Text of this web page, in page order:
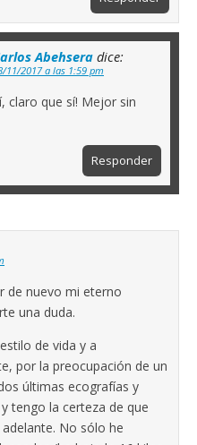
Abehseradice:
11/2017 a las 1:59 pm
claro que sí! Mejor sin
Responder
de nuevo mi eterno
una duda.
de vida y a
por la preocupación de un
últimas ecografías y
tengo la certeza de que
No sólo he